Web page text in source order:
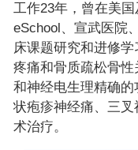
工作23年，曾在美
eSchool、宣武医院
床课题研究和进修
疼痛和骨质疏松骨
和神经电生理精确
状疱疹神经痛、三
术治疗。